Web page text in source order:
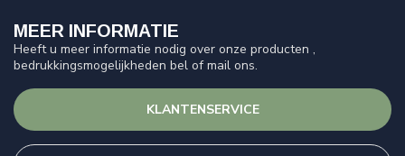
MEER INFORMATIE
Heeft u meer informatie nodig over onze producten ,
bedrukkingsmogelijkheden bel of mail ons.
KLANTENSERVICE